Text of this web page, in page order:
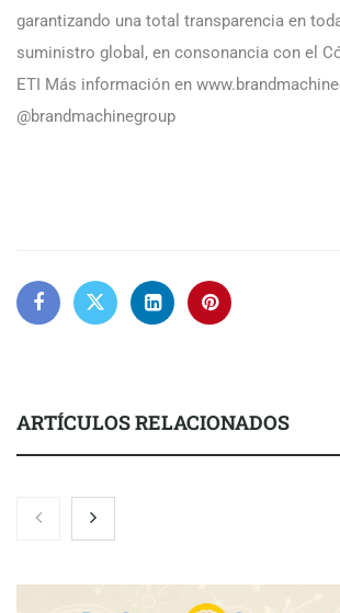
garantizando una total transparencia en
suministro global, en consonancia con el
ETI Más información en
@brandmachinegroup
ARTÍCULOS RELACIONADOS
Nicols presenta seis modelos de anillos de
eclipse solar del 12 de agosto